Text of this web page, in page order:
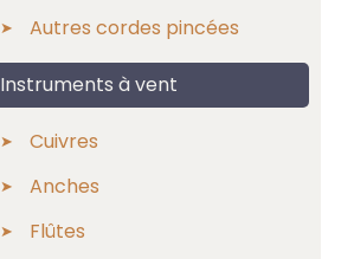
Autres cordes pincées
Instruments à vent
Cuivres
Anches
Flûtes